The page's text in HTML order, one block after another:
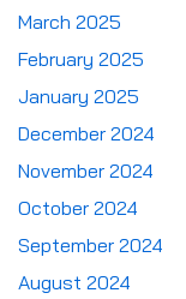
March 2025
February 2025
January 2025
December 2024
November 2024
October 2024
September 2024
August 2024